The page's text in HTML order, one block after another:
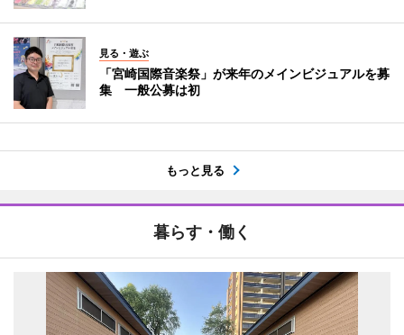
見る・遊ぶ
「宮崎国際音楽祭」が来年のメインビジュアルを募
集 一般公募は初
もっと見る
暮らす・働く